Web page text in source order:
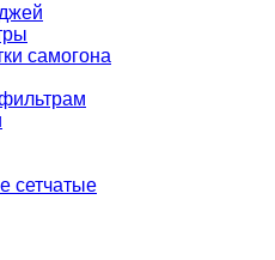
самогона
сетчатые